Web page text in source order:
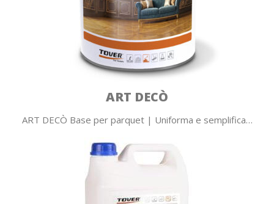
ART DECÒ
ART DECÒ Base per parquet | Uniforma e semplifica…